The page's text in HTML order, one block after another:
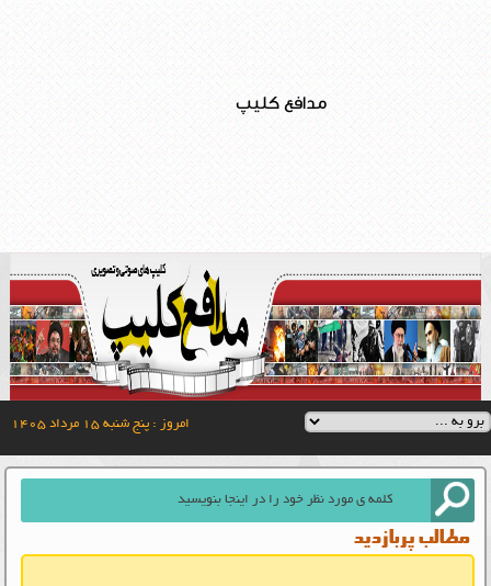
مدافع کلیپ
امروز : پنج شنبه ۱۵ مرداد ۱۴۰۵
مطالب پربازدید